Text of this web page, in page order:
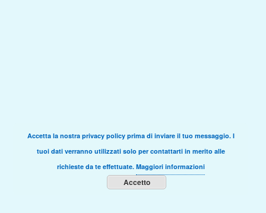
Accetta la nostra privacy policy prima di inviare il tuo messaggio. I
tuoi dati verranno utilizzati solo per contattarti in merito alle
richieste da te effettuate. Maggiori informazioni
Accetto